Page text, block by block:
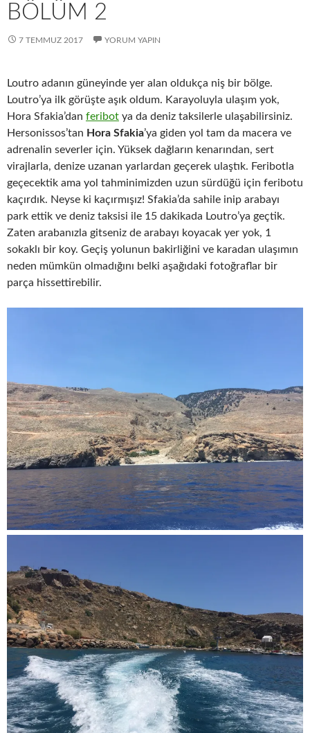
BÖLÜM 2
7 TEMMUZ 2017 YORUM YAPIN
Loutro adanın güneyinde yer alan oldukça niş bir bölge.
Loutro’ya ilk görüşte aşık oldum. Karayoluyla ulaşım yok,
Hora Sfakia’dan feribot ya da deniz taksilerle ulaşabilirsiniz.
Hersonissos’tan Hora Sfakia’ya giden yol tam da macera ve
adrenalin severler için. Yüksek dağların kenarından, sert
virajlarla, denize uzanan yarlardan geçerek ulaştık. Feribotla
geçecektik ama yol tahminimizden uzun sürdüğü için feribotu
kaçırdık. Neyse ki kaçırmışız! Sfakia’da sahile inip arabayı
park ettik ve deniz taksisi ile 15 dakikada Loutro’ya geçtik.
Zaten arabanızla gitseniz de arabayı koyacak yer yok, 1
sokaklı bir koy. Geçiş yolunun bakirliğini ve karadan ulaşımın
neden mümkün olmadığını belki aşağıdaki fotoğraflar bir
parça hissettirebilir.